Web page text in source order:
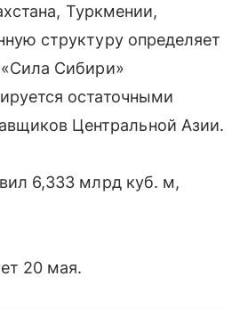
Туркмении,
структуру определяет
«Сила Сибири»
остаточными
Центральной Азии.
6,333 млрд куб. м,
20 мая.